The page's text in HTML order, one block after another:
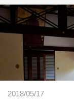
2018/05/17